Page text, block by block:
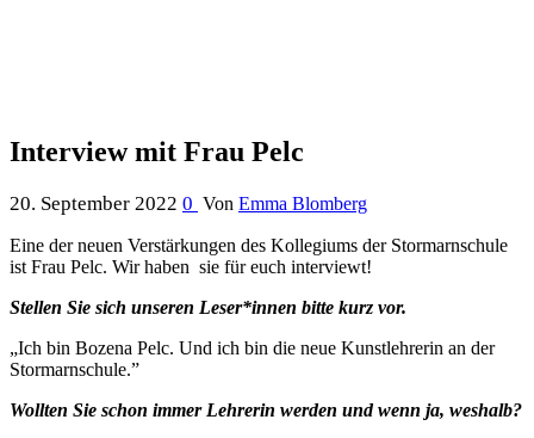
Interview mit Frau Pelc
20. September 2022 0 Von Emma Blomberg
Eine der neuen Verstärkungen des Kollegiums der Stormarnschule
ist Frau Pelc. Wir haben sie für euch interviewt!
Stellen Sie sich unseren Leser*innen bitte kurz vor.
„Ich bin Bozena Pelc. Und ich bin die neue Kunstlehrerin an der
Stormarnschule.”
Wollten Sie schon immer Lehrerin werden und wenn ja, weshalb?